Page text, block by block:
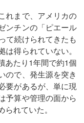
れまで、アメリカの
ンチンの「ピエール
て続けられてきたも
得られていない。
あたり1年間で約1個
ので、発生源を突き
要があるが、単に現
予算や管理の面から
れていた。